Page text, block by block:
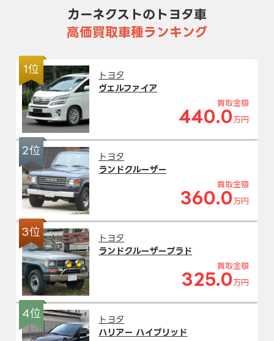
カーネクストのトヨタ車
高価買取車種ランキング
1位
トヨタ
ヴェルファイア
買取金額
440.0 万円
2位
トヨタ
ランドクルーザー
買取金額
360.0 万円
3位
トヨタ
ランドクルーザープラド
買取金額
325.0 万円
4位
トヨタ
ハリアー ハイブリッド